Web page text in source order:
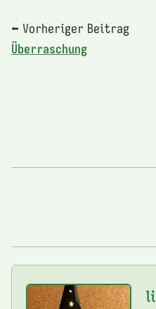
⬅ Vorheriger Beitrag
Überraschung